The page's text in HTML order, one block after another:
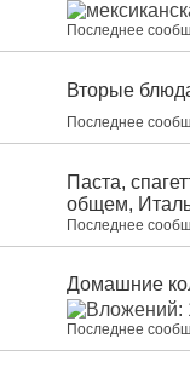
Последнее
Вторые
Последнее
Паста,
общем,
Последнее
Домашние
Последнее